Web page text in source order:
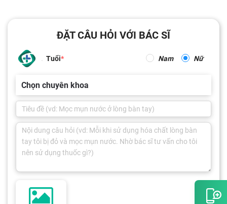
ĐẶT CÂU HỎI VỚI BÁC SĨ
Tuổi Nam Nữ
Chọn chuyên khoa